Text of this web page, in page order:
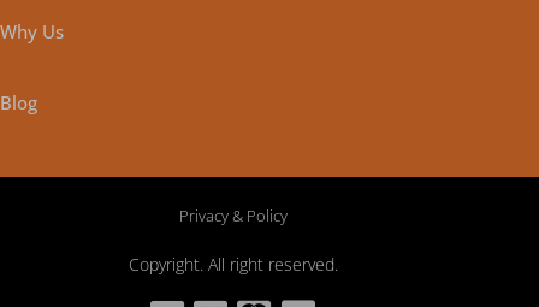
Why Us
Blog
Privacy & Policy
Copyright. All right reserved.